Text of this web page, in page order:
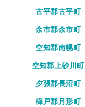
古平郡古平町
余市郡余市町
空知郡南幌町
空知郡上砂川町
夕張郡長沼町
樺戸郡月形町